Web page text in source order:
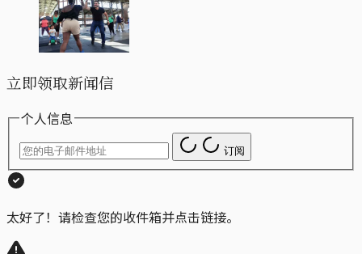
立即领取新闻信
个人信息
订阅
太好了！请检查您的收件箱并点击链接。